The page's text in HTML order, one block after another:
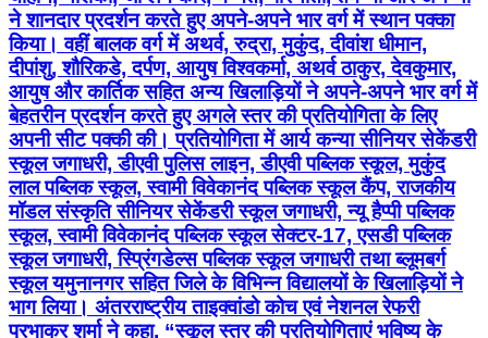
ने शानदार प्रदर्शन करते हुए अपने-अपने भार वर्ग में स्थान पक्का
किया। वहीं बालक वर्ग में अथर्व, रुद्रा, मुकुंद, दीवांश धीमान,
दीपांशु, शौरिकडे, दर्पण, आयुष विश्वकर्मा, अथर्व ठाकुर, देवकुमार,
आयुष और कार्तिक सहित अन्य खिलाड़ियों ने अपने-अपने भार वर्ग में
बेहतरीन प्रदर्शन करते हुए अगले स्तर की प्रतियोगिता के लिए
अपनी सीट पक्की की। प्रतियोगिता में आर्य कन्या सीनियर सेकेंडरी
स्कूल जगाधरी, डीएवी पुलिस लाइन, डीएवी पब्लिक स्कूल, मुकुंद
लाल पब्लिक स्कूल, स्वामी विवेकानंद पब्लिक स्कूल कैंप, राजकीय
मॉडल संस्कृति सीनियर सेकेंडरी स्कूल जगाधरी, न्यू हैप्पी पब्लिक
स्कूल, स्वामी विवेकानंद पब्लिक स्कूल सेक्टर-17, एसडी पब्लिक
स्कूल जगाधरी, स्प्रिंगडेल्स पब्लिक स्कूल जगाधरी तथा ब्लूमबर्ग
स्कूल यमुनानगर सहित जिले के विभिन्न विद्यालयों के खिलाड़ियों ने
भाग लिया। अंतरराष्ट्रीय ताइक्वांडो कोच एवं नेशनल रेफरी
प्रभाकर शर्मा ने कहा, “स्कूल स्तर की प्रतियोगिताएं भविष्य के